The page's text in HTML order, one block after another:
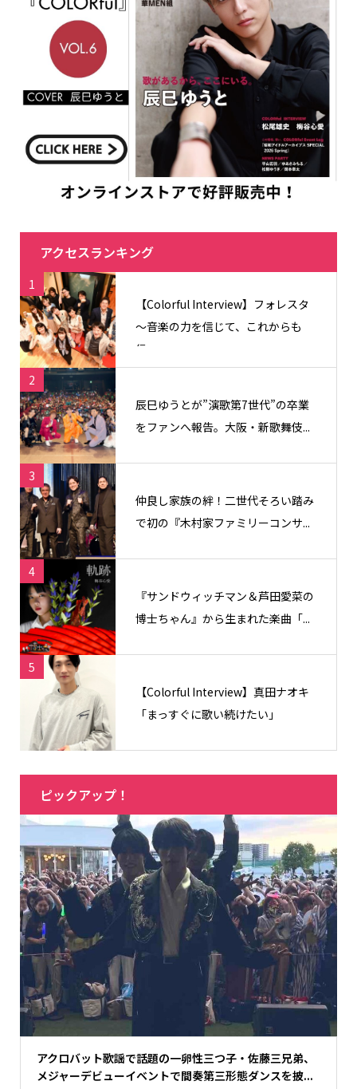
アクセスランキング
1
【Colorful Interview】フォレスタ
〜音楽の力を信じて、これからも
信...
2
辰巳ゆうとが”演歌第7世代”の卒業
をファンへ報告。大阪・新歌舞伎...
3
仲良し家族の絆！二世代そろい踏み
で初の『木村家ファミリーコンサ...
4
『サンドウィッチマン＆芦田愛菜の
博士ちゃん』から生まれた楽曲「...
5
【Colorful Interview】真田ナオキ
「まっすぐに歌い続けたい」
ピックアップ！
アクロバット歌謡で話題の一卵性三つ子・佐藤三兄弟、
メジャーデビューイベントで間奏第三形態ダンスを披...